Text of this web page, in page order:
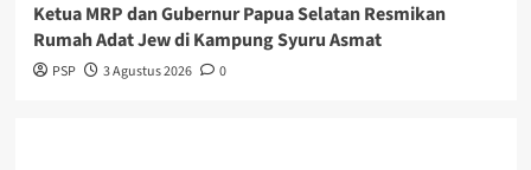
Ketua MRP dan Gubernur Papua Selatan Resmikan
Rumah Adat Jew di Kampung Syuru Asmat
PSP 3 Agustus 2026 0